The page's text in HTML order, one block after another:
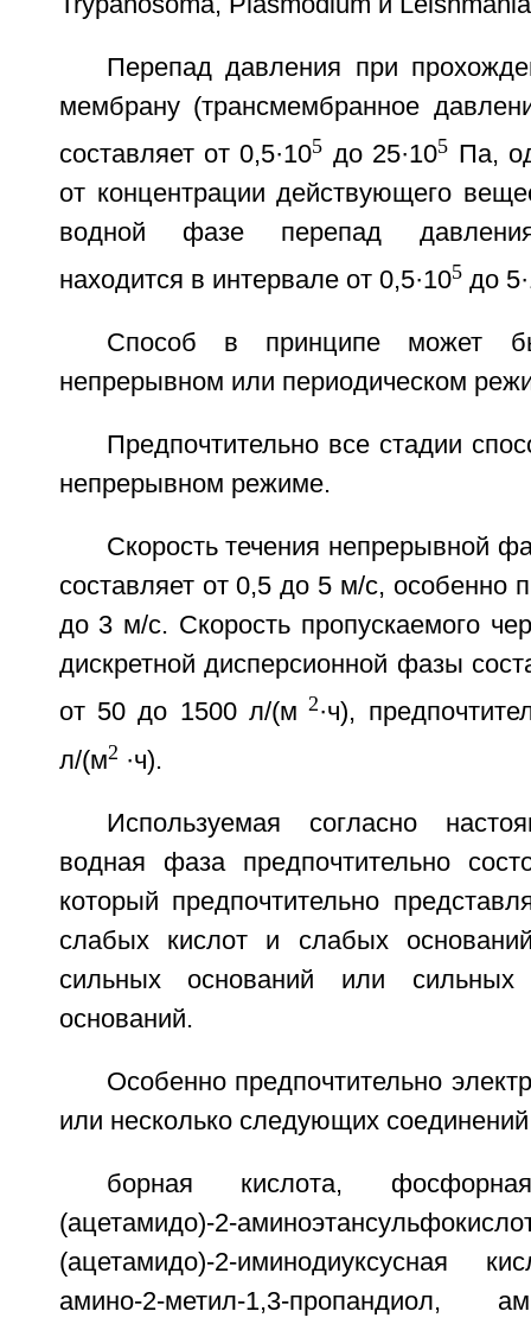
Перепад давления при
мембрану (трансмембранное
составляет от 0,5·105 до 25·105 Па,
от концентрации действующего
водной фазе перепад давления
находится в интервале от 0,5·105до
Способ в принципе может
непрерывном или периодическом
Предпочтительно все стадии
непрерывном режиме.
Скорость течения непрерывной
составляет от 0,5 до 5 м/с, особенно
до 3 м/с. Скорость пропускаемого
дискретной дисперсионной фазы
от 50 до 1500 л/(м 2·ч),
л/(м2 ·ч).
Используемая согласно
водная фаза предпочтительно
который предпочтительно
слабых кислот и слабых
сильных оснований или
оснований.
Особенно предпочтительно
или несколько следующих
борная кислота,
(ацетамидо)-2-
(ацетамидо)-2-иминодиуксусная
амино-2-метил-1,3-пропандиол,